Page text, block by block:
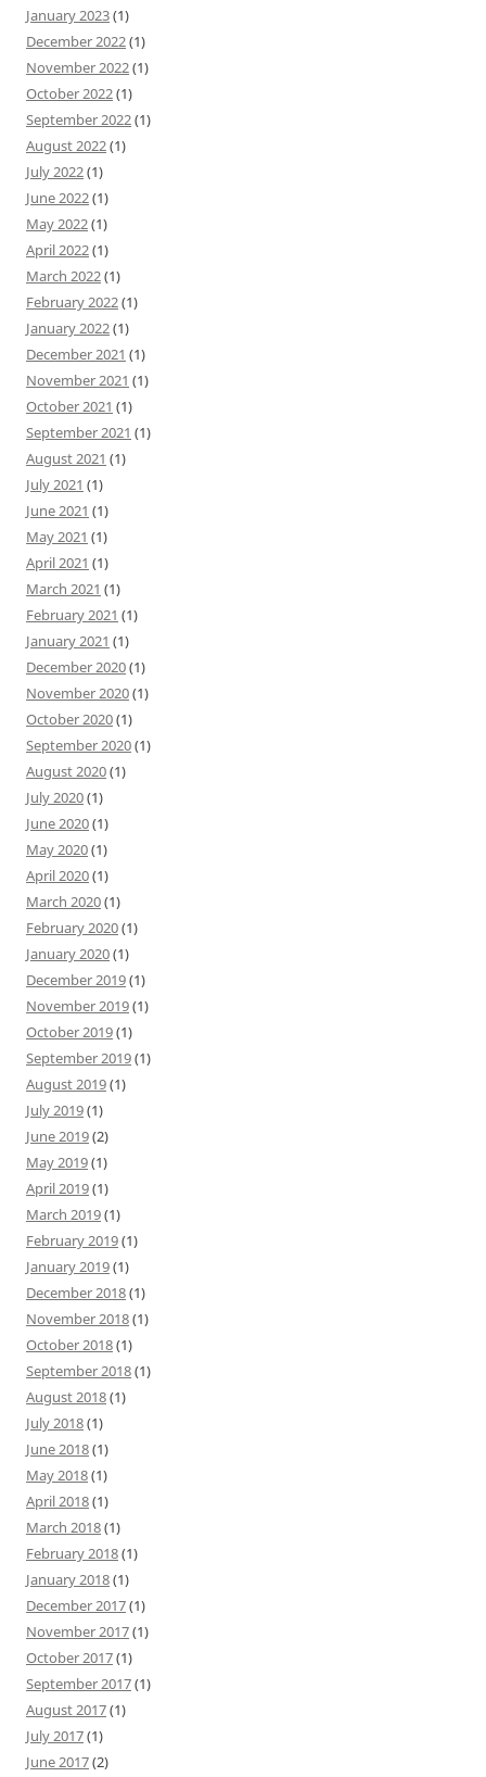
January 2023(1)
December 2022(1)
November 2022(1)
October 2022(1)
September 2022(1)
August 2022(1)
July 2022(1)
June 2022(1)
May 2022(1)
April 2022(1)
March 2022(1)
February 2022(1)
January 2022(1)
December 2021 (1)
November 2021 (1)
October 2021 (1)
September 2021 (1)
August 2021 (1)
July 2021 (1)
June 2021 (1)
May 2021 (1)
April 2021 (1)
March 2021 (1)
February 2021 (1)
January 2021 (1)
December 2020(1)
November 2020(1)
October 2020(1)
September 2020(1)
August 2020(1)
July 2020(1)
June 2020(1)
May 2020(1)
April 2020(1)
March 2020(1)
February 2020(1)
January 2020(1)
December 2019(1)
November 2019(1)
October 2019(1)
September 2019(1)
August 2019(1)
July 2019(1)
June 2019(2)
May 2019(1)
April 2019(1)
March 2019(1)
February 2019(1)
January 2019(1)
December 2018(1)
November 2018(1)
October 2018(1)
September 2018(1)
August 2018(1)
July 2018(1)
June 2018(1)
May 2018(1)
April 2018(1)
March 2018(1)
February 2018(1)
January 2018(1)
December 2017(1)
November 2017(1)
October 2017(1)
September 2017(1)
August 2017(1)
July 2017(1)
June 2017(2)